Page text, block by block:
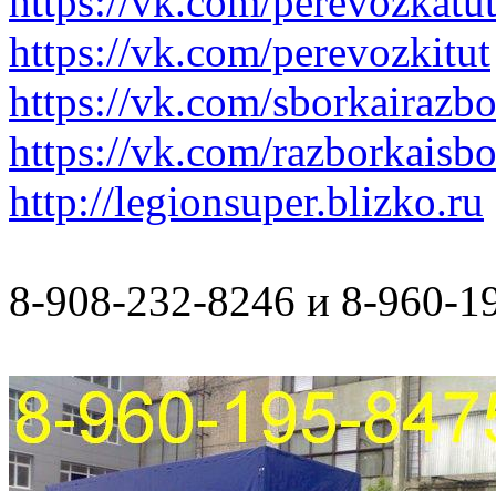
https://vk.com/perevozkitut
https://vk.com/
https://vk.com/
http://legionsuper.blizko.ru
8-908-232-8246 и 8-960-